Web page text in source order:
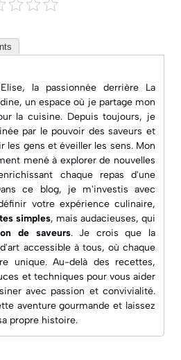
la passionnée derrière La
, un espace où je partage mon
la cuisine. Depuis toujours, je
par le pouvoir des saveurs et
les gens et éveiller les sens. Mon
mené à explorer de nouvelles
chaque repas d'une
ce blog, je m'investis avec
votre expérience culinaire,
simples, mais audacieuses, qui
de saveurs. Je crois que la
accessible à tous, où chaque
unique. Au-delà des recettes,
et techniques pour vous aider
avec passion et convivialité.
aventure gourmande et laissez
propre histoire.